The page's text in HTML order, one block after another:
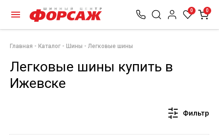
0 0
Главная Каталог Шины Легковые шины
Легковые шины купить в
Ижевске
Фильтр